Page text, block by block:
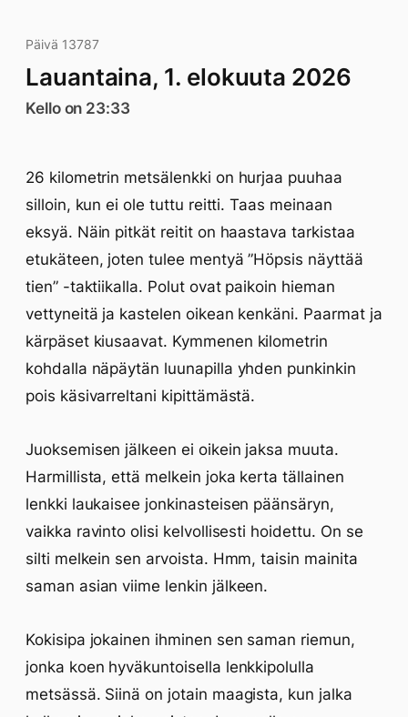
Päivä 13787
Lauantaina, 1. elokuuta 2026
Kello on 23:33
26 kilometrin metsälenkki on hurjaa puuhaa
silloin, kun ei ole tuttu reitti. Taas meinaan
eksyä. Näin pitkät reitit on haastava tarkistaa
etukäteen, joten tulee mentyä ”Höpsis näyttää
tien” -taktiikalla. Polut ovat paikoin hieman
vettyneitä ja kastelen oikean kenkäni. Paarmat ja
kärpäset kiusaavat. Kymmenen kilometrin
kohdalla näpäytän luunapilla yhden punkinkin
pois käsivarreltani kipittämästä.
Juoksemisen jälkeen ei oikein jaksa muuta.
Harmillista, että melkein joka kerta tällainen
lenkki laukaisee jonkinasteisen päänsäryn,
vaikka ravinto olisi kelvollisesti hoidettu. On se
silti melkein sen arvoista. Hmm, taisin mainita
saman asian viime lenkin jälkeen.
Kokisipa jokainen ihminen sen saman riemun,
jonka koen hyväkuntoisella lenkkipolulla
metsässä. Siinä on jotain maagista, kun jalka